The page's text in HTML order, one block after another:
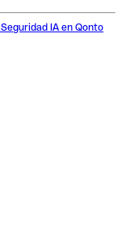
Seguridad IA en Qonto